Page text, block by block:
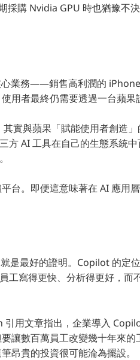
採購 Nvidia GPU 時也猶豫不
業務——銷售高利潤的 iPhone
用者最終仍需要透過一台蘋果
實與蘋果「賦能使用者創造
方 AI 工具在自己的生態系統中
台。即便這意味著在 AI 應用
是最好的證明。Copilot 的定
寫得更快、分析得更好，而
用文章指出，企業導入
讓數百萬員工改變幾十年來的
昂貴的投資很可能淪為擺設。